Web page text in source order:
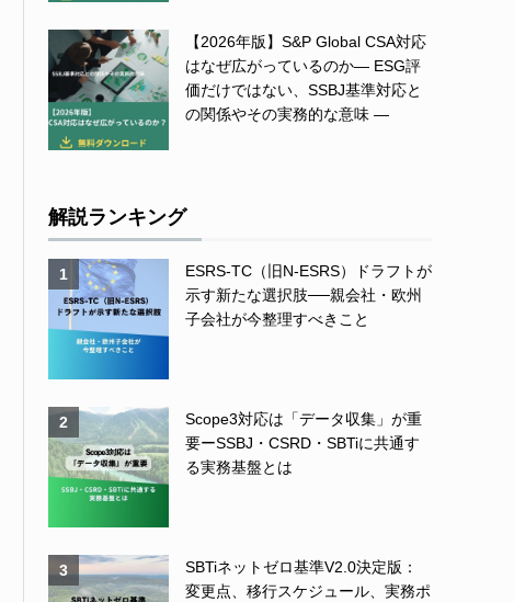
【2026年版】S&P Global CSA対応
はなぜ広がっているのか― ESG評
価だけではない、SSBJ基準対応と
の関係やその実務的な意味 ―
解説ランキング
1
ESRS-TC（旧N-ESRS）ドラフトが
示す新たな選択肢──親会社・欧州
子会社が今整理すべきこと
2
Scope3対応は「データ収集」が重
要ーSSBJ・CSRD・SBTiに共通す
る実務基盤とは
3
SBTiネットゼロ基準V2.0決定版：
変更点、移行スケジュール、実務ポ